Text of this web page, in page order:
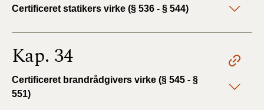
Certificeret statikers virke (§ 536 - § 544)
Kap. 34
Certificeret brandrådgivers virke (§ 545 - §
551)